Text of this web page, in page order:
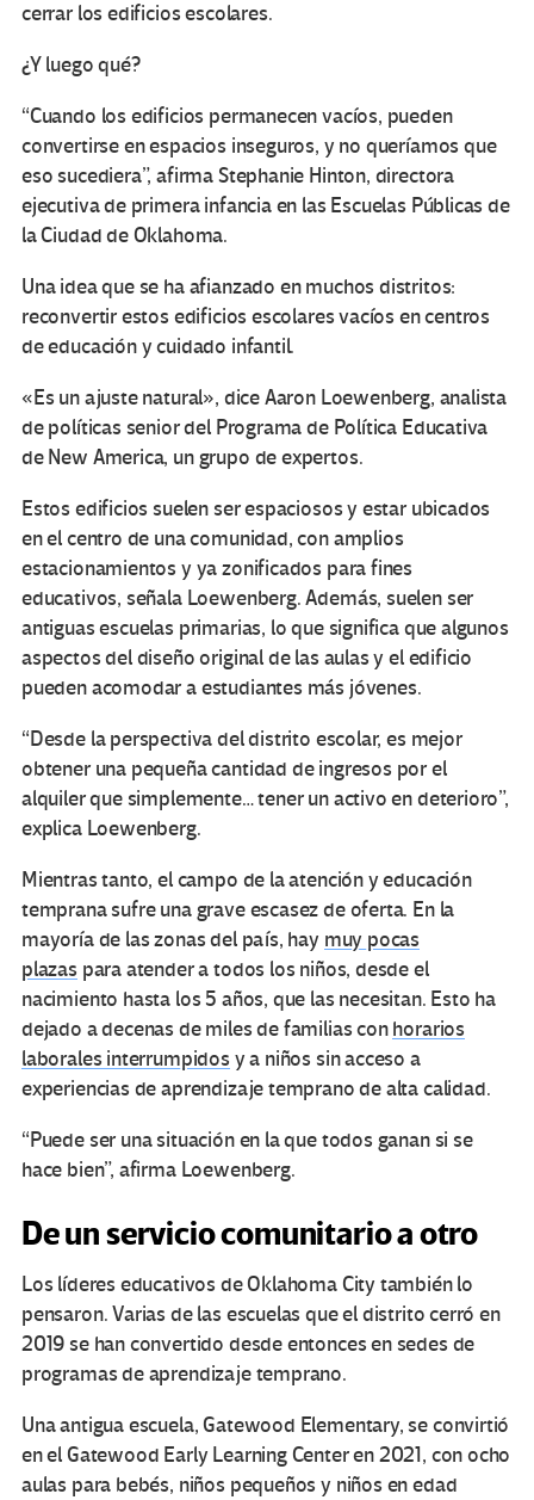
cerrar los edificios escolares.
¿Y luego qué?
“Cuando los edificios permanecen vacíos, pueden
convertirse en espacios inseguros, y no queríamos que
eso sucediera”, afirma Stephanie Hinton, directora
ejecutiva de primera infancia en las Escuelas Públicas de
la Ciudad de Oklahoma.
Una idea que se ha afianzado en muchos distritos:
reconvertir estos edificios escolares vacíos en centros
de educación y cuidado infantil.
«Es un ajuste natural», dice Aaron Loewenberg, analista
de políticas senior del Programa de Política Educativa
de New America, un grupo de expertos.
Estos edificios suelen ser espaciosos y estar ubicados
en el centro de una comunidad, con amplios
estacionamientos y ya zonificados para fines
educativos, señala Loewenberg. Además, suelen ser
antiguas escuelas primarias, lo que significa que algunos
aspectos del diseño original de las aulas y el edificio
pueden acomodar a estudiantes más jóvenes.
“Desde la perspectiva del distrito escolar, es mejor
obtener una pequeña cantidad de ingresos por el
alquiler que simplemente… tener un activo en deterioro”,
explica Loewenberg.
Mientras tanto, el campo de la atención y educación
temprana sufre una grave escasez de oferta. En la
mayoría de las zonas del país, hay muy pocas
plazas para atender a todos los niños, desde el
nacimiento hasta los 5 años, que las necesitan. Esto ha
dejado a decenas de miles de familias conhorarios
laborales interrumpidos y a niños sin acceso a
experiencias de aprendizaje temprano de alta calidad.
“Puede ser una situación en la que todos ganan si se
hace bien”, afirma Loewenberg.
De un servicio comunitario a otro
Los líderes educativos de Oklahoma City también lo
pensaron. Varias de las escuelas que el distrito cerró en
2019 se han convertido desde entonces en sedes de
programas de aprendizaje temprano.
Una antigua escuela, Gatewood Elementary, se convirtió
en el Gatewood Early Learning Center en 2021, con ocho
aulas para bebés, niños pequeños y niños en edad